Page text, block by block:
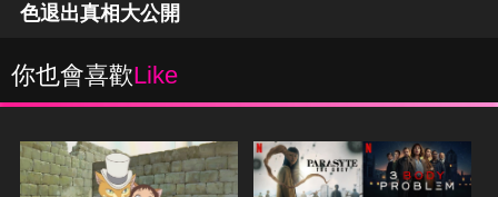
色退出真相大公開
你也會喜歡Like